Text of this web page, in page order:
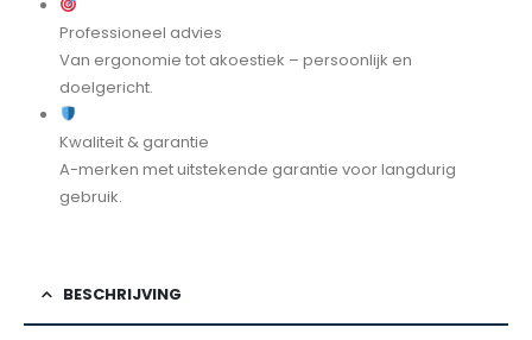
Professioneel advies
Van ergonomie tot akoestiek – persoonlijk en
doelgericht.
Kwaliteit & garantie
A-merken met uitstekende garantie voor langdurig
gebruik.
BESCHRIJVING